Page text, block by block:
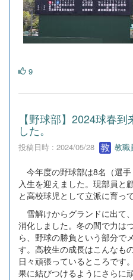
9
【野球部】2024球春
した。
投稿日時 : 2024/05/28 教職
今年度の野球部は8名（選
入生を迎えました。現部員と
と高校球児として立派に育っ
雪解けからグランドに出て
消化しました。冬の間で力は
ら、野球の勝負という部分で
す。高校生の成長はこんなも
日々頑張っているところです
果に結びつけるようにさらに